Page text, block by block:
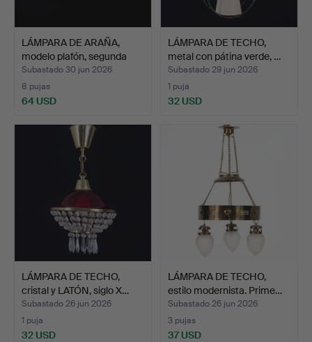
LÁMPARA DE ARAÑA,
modelo plafón, segunda
m…
Subastado 30 jun 2026
8 pujas
64 USD
LÁMPARA DE TECHO,
metal con pátina verde, …
Subastado 29 jun 2026
1 puja
32 USD
LÁMPARA DE TECHO,
cristal y LATÓN, siglo X…
Subastado 26 jun 2026
1 puja
32 USD
LÁMPARA DE TECHO,
estilo modernista. Prime…
Subastado 26 jun 2026
3 pujas
37 USD